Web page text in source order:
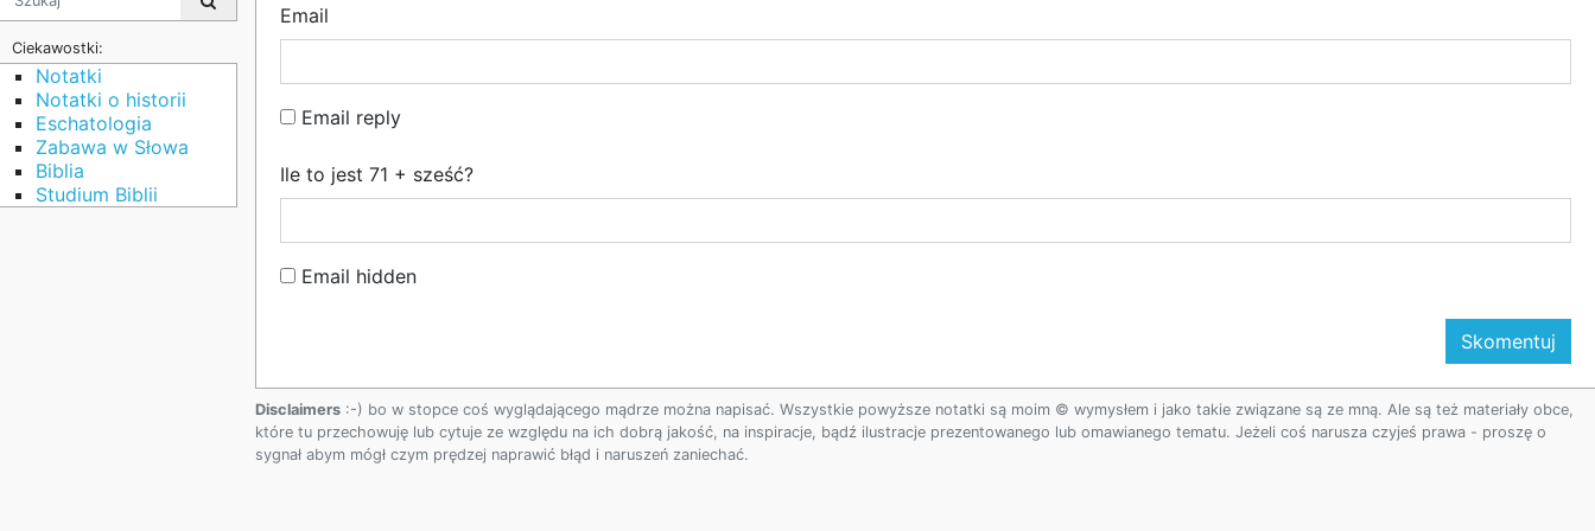
Ciekawostki:
Notatki
Notatki o historii
Eschatologia
Zabawa w Słowa
Biblia
Studium Biblii
Email
Email reply
Ile to jest 71 + sześć?
Email hidden
Disclaimers :-) bo w stopce coś wyglądającego mądrze można napisać. Wszystkie powyższe notatki są moim © wymysłem i jako takie związane są ze mną. Ale są też materiały obce,
które tu przechowuję lub cytuje ze względu na ich dobrą jakość, na inspiracje, bądź ilustracje prezentowanego lub omawianego tematu. Jeżeli coś narusza czyjeś prawa - proszę o
sygnał abym mógł czym prędzej naprawić błąd i naruszeń zaniechać.